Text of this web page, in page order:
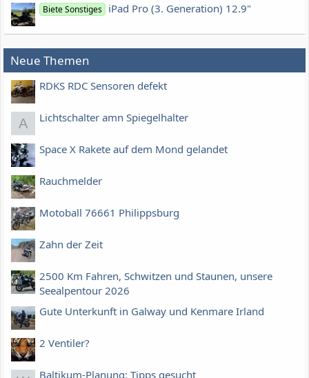
Biete Sonstiges iPad Pro (3. Generation) 12.9"
Neue Themen
RDKS RDC Sensoren defekt
A Lichtschalter amn Spiegelhalter
Space X Rakete auf dem Mond gelandet
Rauchmelder
Motoball 76661 Philippsburg
Zahn der Zeit
2500 Km Fahren, Schwitzen und Staunen, unsere
Seealpentour 2026
Gute Unterkunft in Galway und Kenmare Irland
2 Ventiler?
Baltikum-Planung: Tipps gesucht